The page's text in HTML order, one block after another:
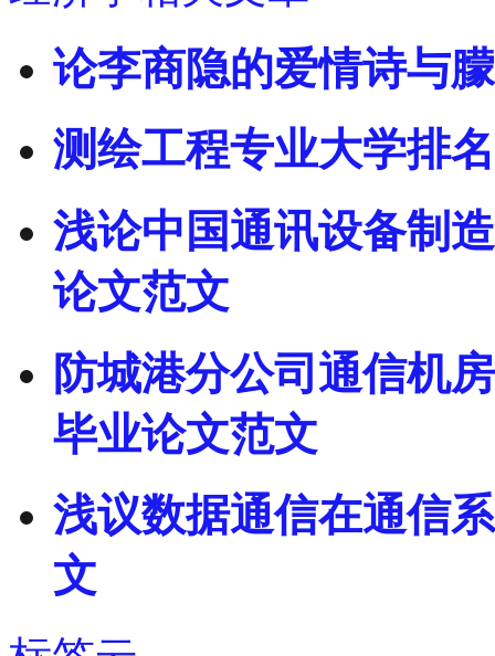
论李商隐的爱情诗与
测绘工程专业大学排名
浅论中国通讯设备制
论文范文
防城港分公司通信机
毕业论文范文
浅议数据通信在通信
文